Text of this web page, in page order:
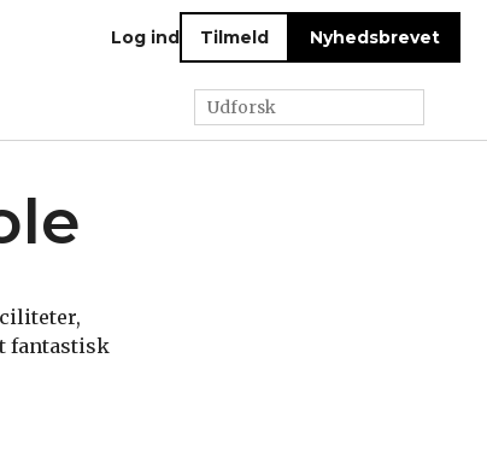
Log ind Tilmeld Nyhedsbrevet
fantastisk